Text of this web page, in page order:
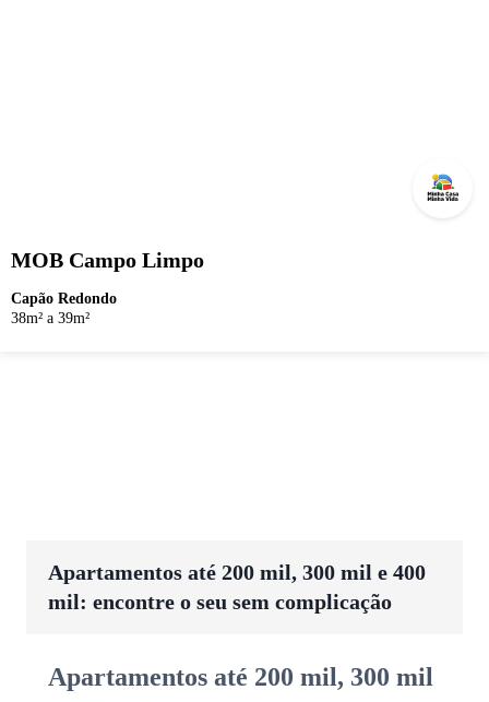
MOB Campo Limpo
Capão Redondo
38m² a 39m²
Apartamentos até 200 mil, 300 mil e 400
mil: encontre o seu sem complicação
Apartamentos até 200 mil, 300 mil